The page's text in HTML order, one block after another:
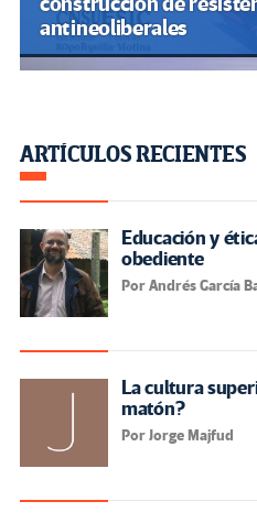
antineoliberales
ARTÍCULOS RECIENTES
Educación y
obediente
Por Andrés García
La cultura
matón?
Por Jorge Majfud